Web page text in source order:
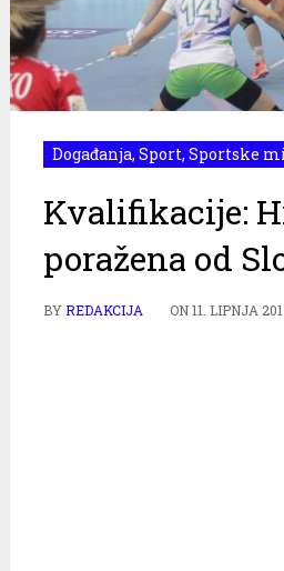
Događanja, Sport, Sportske
Kvalifikacije:
poražena od
BYREDAKCIJA ON11. LIPNJA